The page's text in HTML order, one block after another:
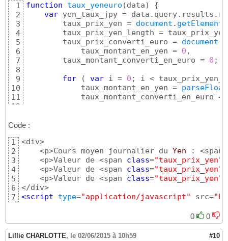
1
2
3
4
5
6
7
8
9
10
11
12
14
16
17
18
19
20
function taux_yeneuro (data)
{
var yen_taux_jpy =
        taux_prix_yen =
document .
taux_prix_yen_length =
        taux_prix_converti_euro =
document
	    taux_montant_en_yen =
0 ,
        taux_montant_converti_en_euro =
0 ;
for
( var i = 0 ; i <
	    taux_montant_en_yen =
parseFloat
	    taux_montant_converti_en_euro =
            taux_prix_converti_euro.
            taux_prix_converti_euro.
}
}
Code :
1
2
3
4
5
6
7
<div>
    <p>Cours moyen journalier du
Yen : <span
    <p>Valeur de <span
class="taux_prix_yen"
    <p>Valeur de <span
class="taux_prix_yen"
    <p>Valeur de <span
class="taux_prix_yen"
<script type="application/javascript" src=
0 0
Lillie CHARLOTTE, le 02/06/2015 à 10h59 #10